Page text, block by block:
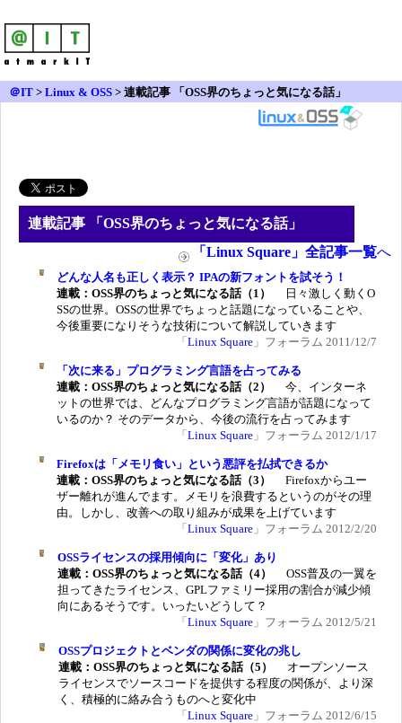
＠IT > Linux & OSS > 連載記事 「OSS界のちょっと気になる話」
連載記事 「 OSS界のちょっと気になる話」
「Linux Square」全記事一覧へ
どんな人名も正しく表示？ IPAの新フォントを試そう！
連載：OSS界のちょっと気になる話（1）
日々激しく動くO
SSの世界。OSSの世界でちょっと話題になっていることや、
今後重要になりそうな技術について解説していきます
「 Linux Square 」フォーラム 2011/12/7
「次に来る」プログラミング言語を占ってみる
連載：OSS界のちょっと気になる話（2）
今、インターネ
ットの世界では、どんなプログラミング言語が話題になって
いるのか？ そのデータから、今後の流行を占ってみます
「 Linux Square 」フォーラム 2012/1/17
Firefoxは「メモリ食い」という悪評を払拭できるか
連載：OSS界のちょっと気になる話（3）
Firefoxからユー
ザー離れが進んでます。メモリを浪費するというのがその理
由。しかし、改善への取り組みが成果を上げています
「 Linux Square 」フォーラム 2012/2/20
OSSライセンスの採用傾向に「変化」あり
連載：OSS界のちょっと気になる話（4）
OSS普及の一翼を
担ってきたライセンス、GPLファミリー採用の割合が減少傾
向にあるそうです。いったいどうして？
「 Linux Square 」フォーラム 2012/5/21
OSSプロジェクトとベンダの関係に変化の兆し
連載：OSS界のちょっと気になる話（5）
オープンソース
ライセンスでソースコードを提供する程度の関係が、より深
く、積極的に絡み合うものへと変化中
「 Linux Square 」フォーラム 2012/6/15